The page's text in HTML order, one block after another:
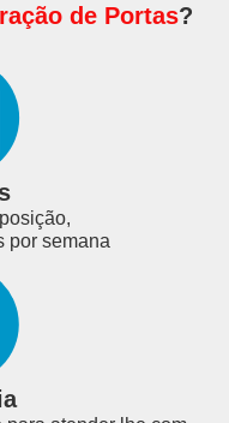
de Portas?
por semana